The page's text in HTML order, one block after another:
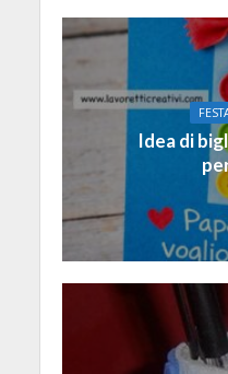
Idea di